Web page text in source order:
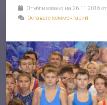
Опубликовано на 26.11.2016 от
Оставьте комментарий